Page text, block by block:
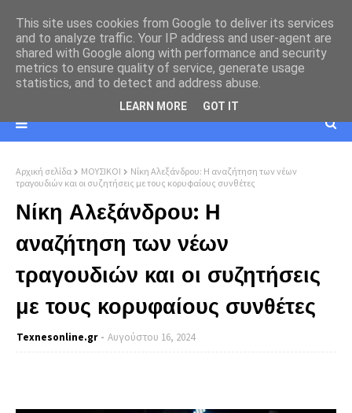
Αρχική σελίδα ΜΟΥΣΙΚΟΙ
Νίκη Αλεξάνδρου: Η αναζήτηση των νέων
τραγουδιών και οι συζητήσεις με τους κορυφαίους συνθέτες
Νίκη Αλεξάνδρου: Η
αναζήτηση των νέων
τραγουδιών και οι συζητήσεις
με τους κορυφαίους συνθέτες
Texnesοnline.gr Αυγούστου 16, 2024
This site uses cookies from Google to deliver its services
and to analyze traffic. Your IP address and user-agent are
shared with Google along with performance and security
metrics to ensure quality of service, generate usage
statistics, and to detect and address abuse.
LEARN MORE GOT IT